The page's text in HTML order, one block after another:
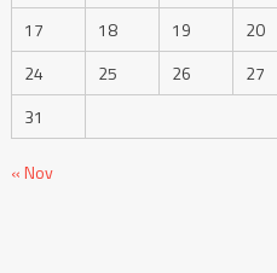
17
18 19 20
24
25 26 27
31
« Nov